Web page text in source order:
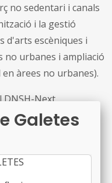
no sedentari i canals
i la gestió
d'arts escèniques i
no urbanes i ampliació
àrees no urbanes).
DNSH-Next
Component C22.
DNSH-Next
Components C19,
Galetes